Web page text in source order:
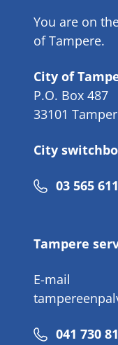
You are on
of Tampere.
City of
P.O. Box 487
33101
City
Phone
03 565 611
Tampere
E-mail
Phone
041 730